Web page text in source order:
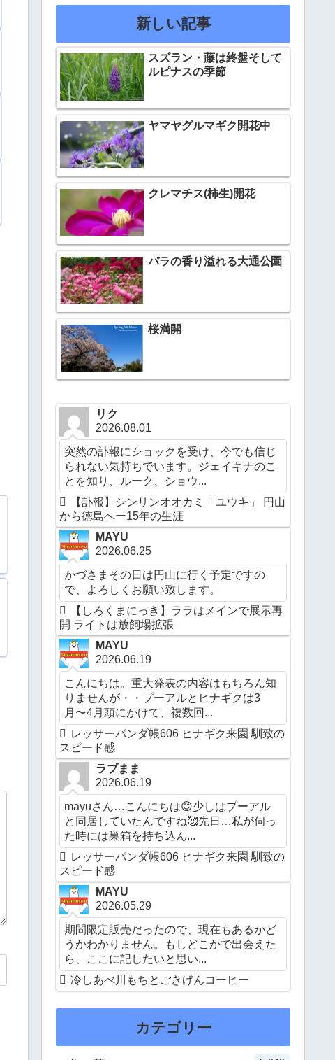
新しい記事
スズラン・藤は終盤そして
ルピナスの季節
ヤマヤグルマギク開花中
クレマチス(柿生)開花
バラの香り溢れる大通公園
桜満開
リク
2026.08.01
突然の訃報にショックを受け、今でも信じ
られない気持ちでいます。ジェイキナのこ
とを知り、ルーク、ショウ...
【訃報】シンリンオオカミ「ユウキ」 円山
から徳島へー15年の生涯
MAYU
2026.06.25
かづさまその日は円山に行く予定ですの
で、よろしくお願い致します。
【しろくまにっき】ララはメインで展示再
開 ライトは放飼場拡張
MAYU
2026.06.19
こんにちは。重大発表の内容はもちろん知
りませんが・・プーアルとヒナギクは3
月〜4月頭にかけて、複数回...
レッサーパンダ帳606 ヒナギク来園 馴致の
スピード感
ラブまま
2026.06.19
mayuさん…こんにちは😊少しはプーアル
と同居していたんですね🥰先日…私が伺っ
た時には巣箱を持ち込ん...
レッサーパンダ帳606 ヒナギク来園 馴致の
スピード感
MAYU
2026.05.29
期間限定販売だったので、現在もあるかど
うかわかりません。もしどこかで出会えた
ら、ここに記したいと思い...
冷しあべ川もちとごきげんコーヒー
カテゴリー